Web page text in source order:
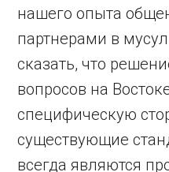
нашего опыта
партнерами в
сказать, что
вопросов на
специфическую
существующие
всегда являются